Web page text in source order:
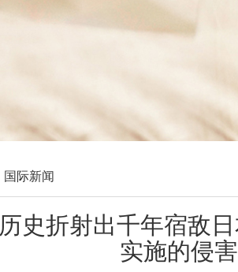
国际新闻
历史折射出千年宿敌
实施的侵